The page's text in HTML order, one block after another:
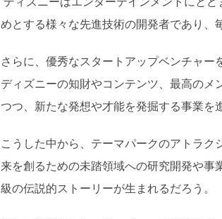
めとする様々な先進技術の開発者であり、
さらに、優秀なスタートアップベンチャー
ディズニーの知財やコンテンツ、最高のメ
つつ、新たな発想や才能を発掘する事業を
こうした中から、テーマパークのアトラ
来を創るための未踏領域への研究開発や事
級の伝説的ストーリーが生まれるだろう。